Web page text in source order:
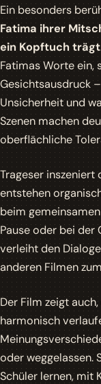
Ein besonders
Fatima ihrer
ein Kopftuch trägt
Fatimas Worte ein,
Gesichtsausdruck
Unsicherheit und
Szenen machen
oberflächliche
Trageser inszeniert
entstehen
beim
Pause oder bei der
verleiht den
anderen Filmen
Der Film zeigt
harmonisch
oder weggelassen.
Schüler lernen, mit